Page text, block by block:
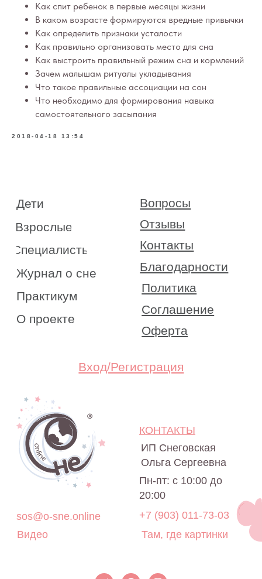
Как спит ребенок в первые месяцы жизни
В каком возрасте формируются вредные привычки
Как определить признаки усталости
Как правильно организовать место для сна
Как выстроить правильный режим сна и кормлений
Зачем малышам ритуалы укладывания
Что такое правильные ассоциации на сон
Что необходимо для формирования навыка
самостоятельного засыпания
2018-04-18 13:54
Вход/Регистрация
Взрослые
Специалисты
Журнал о сне
Практикум
О проекте
Политика
Соглашение
Отзывы
Контакты
Благодарности
Видео Там, где картинки
Все права на материалы портала o-sne.online
защищены законом об интеллектуальной
собственности. Использование материалов
портала o-sne.online возможно только
с письменного разрешения автора
и с обязательным указанием гиперссылки
исключительно информационно-образовательный
характер и не применимы к детям, имеющим
рекомендации по диагностике и лечению. Все
публикации, видео, советы и консультации
не являются медицинскими, не могут отменить или
заменить назначений врача и применимы к детям,
признанным наблюдающими их врачами
здоровыми.
Портал o-sne.online не несёт ответственности
за неверное толкование, ошибочное или
некорректное использование советов и/или
материалов, представленных на сайте или данных
в процессе консультаций. Если состояние здоровья
вашего ребёнка вызывает у вас беспокойство,
симптомом какого-либо заболевания,
незамедлительно обратитесь к врачу!